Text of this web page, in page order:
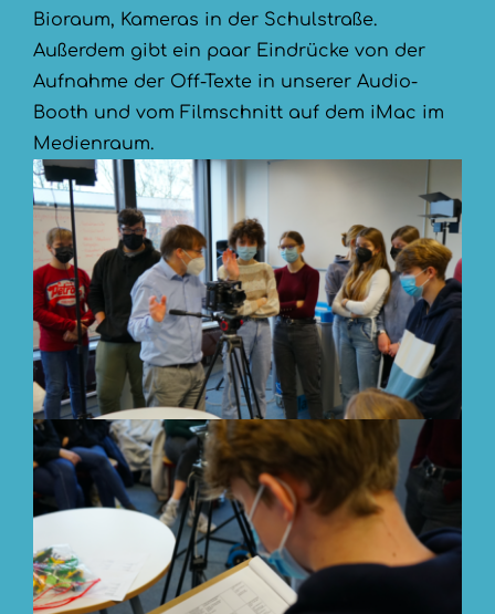
Bioraum, Kameras in der Schulstraße.
Außerdem gibt ein paar Eindrücke von der
Aufnahme der Off-Texte in unserer Audio-
Booth und vom Filmschnitt auf dem iMac im
Medienraum.